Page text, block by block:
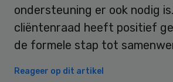
ondersteuning er ook nodig
cliëntenraad heeft positief
de formele stap tot
Reageer op dit artikel